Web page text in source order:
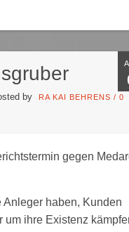
by RA KAI BEHRENS / 0
gegen
Anleger haben, Kunden
um ihre Existenz